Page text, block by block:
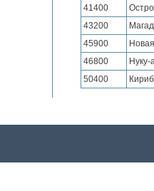
41400
43200
45900
46800
50400